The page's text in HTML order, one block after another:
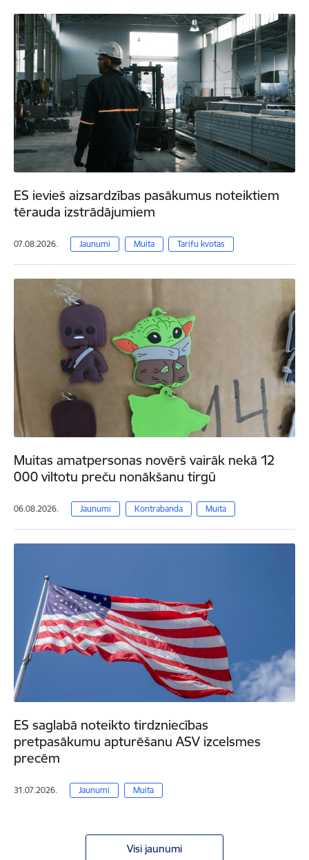
ES ievieš aizsardzības pasākumus noteiktiem
tērauda izstrādājumiem
07.08.2026. Jaunumi Muita Tarifu kvotas
Muitas amatpersonas novērš vairāk nekā 12
000 viltotu preču nonākšanu tirgū
06.08.2026. Jaunumi Kontrabanda Muita
ES saglabā noteikto tirdzniecības
pretpasākumu apturēšanu ASV izcelsmes
precēm
31.07.2026. Jaunumi Muita
Visi jaunumi